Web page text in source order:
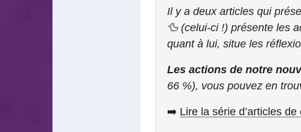
Il y a deux articles qui
🦆 (celui-ci !) présente les
quant à lui, situe les
Les actions de notre
66 %), vous pouvez en
➡️ Lire la série d’articles